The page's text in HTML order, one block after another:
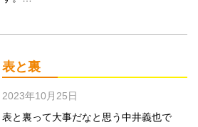
表と裏
2023年10月25日
表と裏って大事だなと思う中井義也で